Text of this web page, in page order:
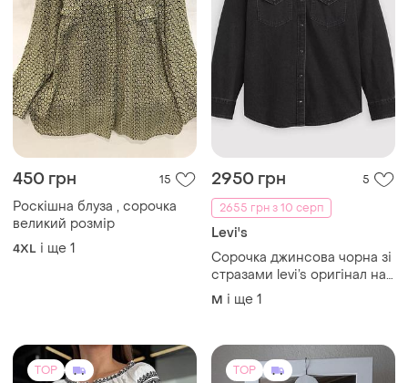
450 грн 15
Роскішна блуза , сорочка
великий розмір
4XL
2950 грн
5
2655 грн з 10 серп
Сорочка джинсова чорна зі
стразами levi’s оригінал на
м-л
M і ще 1
TOP